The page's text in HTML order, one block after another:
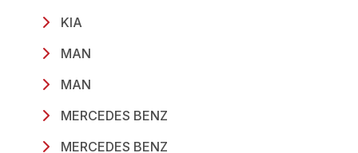
KIA
MAN
MAN
MERCEDES BENZ
MERCEDES BENZ